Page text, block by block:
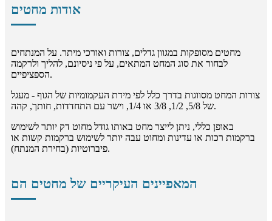
אודות מחטים
מחטים מסופקות במגוון גדלים, צורות ואורכי מיתר. על המנתחים
לבחור את סוג המחט המתאים, על פי ניסיונם, להליך ולרקמה
הספציפיים.
צורות המחט מסווגות בדרך כלל לפי מידת העקמומיות של הגוף - מעגל
של 5/8, 1/2, 3/8 או 1/4, וישר עם התחדדות, חותך, קהה.
באופן כללי, ניתן לייצר מחט באותו גודל מחוט דק יותר לשימוש
ברקמות רכות או עדינות ומחוט עבה יותר לשימוש ברקמות קשות או
פיברוטיות (בחירת המנתח).
המאפיינים העיקריים של מחטים הם